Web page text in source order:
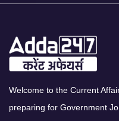
Welcome to the Current
preparing for Government